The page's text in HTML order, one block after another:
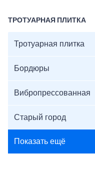
ТРОТУАРНАЯ ПЛИТКА
Тротуарная плитка
Бордюры
Вибропрессованная
Старый город
Показать ещё